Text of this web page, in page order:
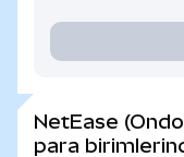
NetEase
para